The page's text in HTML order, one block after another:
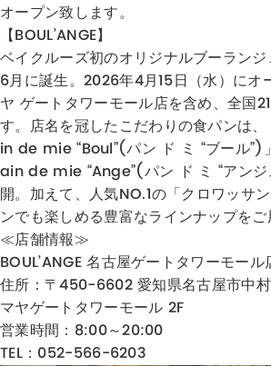
オープン致します。
【BOUL’ANGE】
ベイクルーズ初のオリジナルブーラン
6月に誕生。2026年4月15日（水）にオ
ヤ ゲートタワーモール店を含め、全国
す。店名を冠したこだわりの食パンは
in de mie “Boul”(パン ド ミ “ブール”)
ain de mie “Ange”(パン ド ミ “アンジ
開。加えて、人気NO.1の「クロワッサ
ンでも楽しめる豊富なラインナップをご
≪店舗情報≫
BOUL’ANGE 名古屋ゲートタワーモール
住所： 〒450-6602 愛知県名古屋市中
マヤゲートタワーモール 2F
営業時間：8:00～20:00
TEL：052-566-6203